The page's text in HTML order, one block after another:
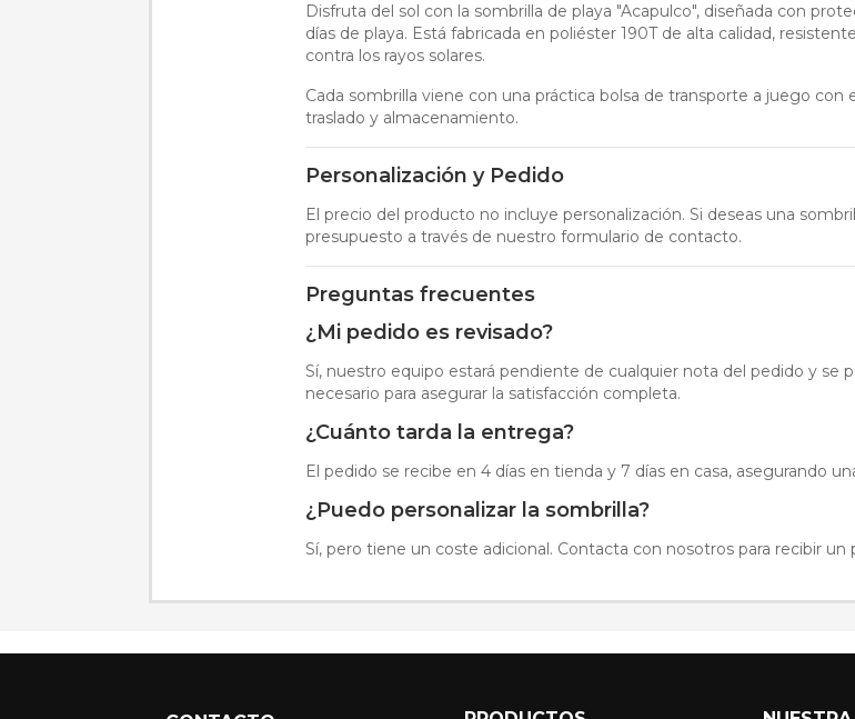
Disfruta del sol con la sombrilla de playa "Acapulco", diseñada con
días de playa. Está fabricada en poliéster 190T de alta calidad,
contra los rayos solares.
Cada sombrilla viene con una práctica bolsa de transporte a juego con
traslado y almacenamiento.
Personalización y Pedido
El precio del producto no incluye personalización. Si deseas una
presupuesto a través de nuestro formulario de contacto.
Preguntas frecuentes
¿Mi pedido es revisado?
Sí, nuestro equipo estará pendiente de cualquier nota del pedido y se
necesario para asegurar la satisfacción completa.
¿Cuánto tarda la entrega?
El pedido se recibe en 4 días en tienda y 7 días en casa, asegurando
¿Puedo personalizar la sombrilla?
Sí, pero tiene un coste adicional. Contacta con nosotros para recibir un